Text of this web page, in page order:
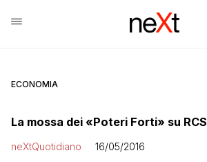
ECONOMIA
La mossa dei «Poteri Forti» su RCS
neXtQuotidiano 16/05/2016